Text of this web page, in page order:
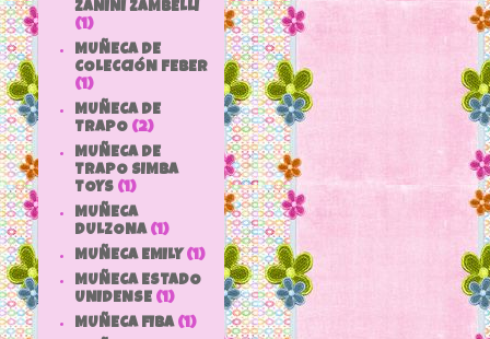
ZANINI ZAMBELLI
(1)
MUÑECA DE
COLECCIÓN FEBER
(1)
MUÑECA DE
TRAPO (2)
MUÑECA DE
TRAPO SIMBA
TOYS (1)
MUÑECA
DULZONA (1)
MUÑECA EMILY (1)
MUÑECA ESTADO
UNIDENSE (1)
MUÑECA FIBA (1)